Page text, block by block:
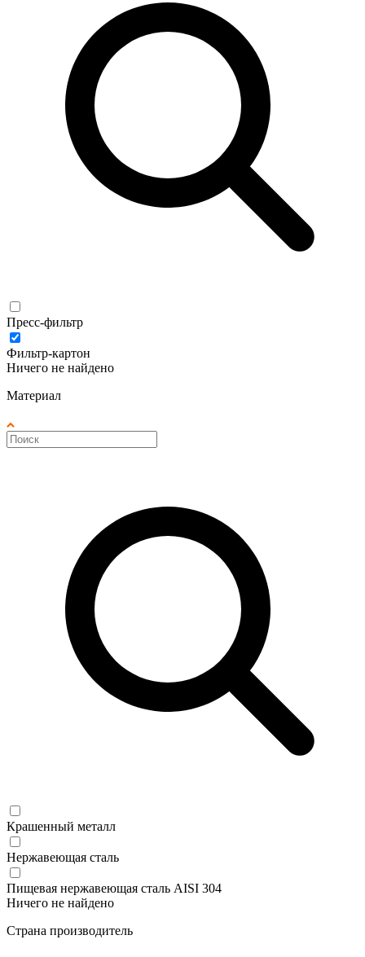
Пресс-фильтр
Фильтр-картон
Ничего не найдено
Материал
Крашенный металл
Нержавеющая сталь
Пищевая нержавеющая сталь AISI 304
Ничего не найдено
Страна производитель